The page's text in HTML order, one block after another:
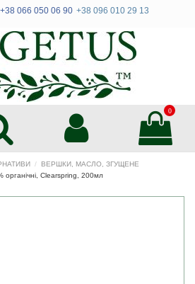
+38 066 050 06 90 +38 096 010 29 13
0
ВЕРШКИ, МАСЛО, ЗГУЩЕНЕ
органічні, Clearspring, 200мл